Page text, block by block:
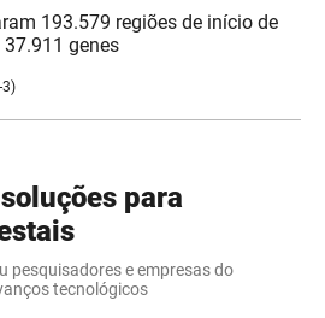
193.579 regiões de início de
genes
3)
para
pesquisadores e empresas do
tecnológicos